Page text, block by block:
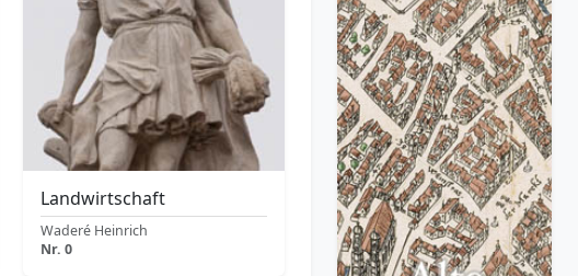
Landwirtschaft
Waderé Heinrich
Nr. 0